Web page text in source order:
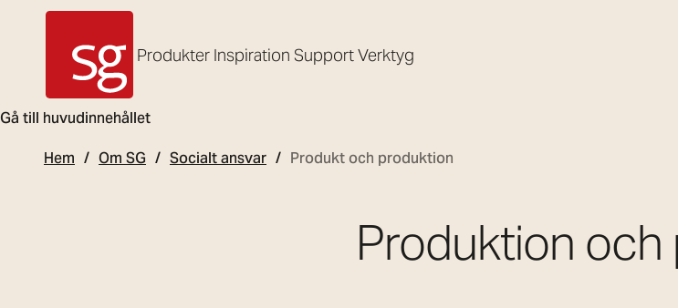
Gå till huvudinnehållet
SG Armaturen
Produkter Inspiration SupportVerktyg
Hem Om SG Socialt ansvar Produkt och produktion
Produktion